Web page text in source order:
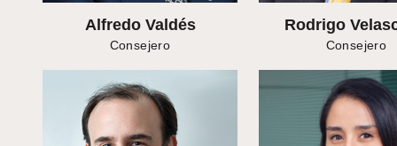
Alfredo Valdés
Consejero
Rodrigo
Consejero